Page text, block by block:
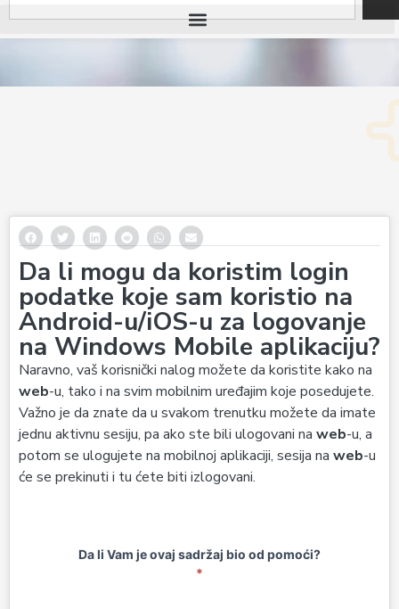
Da li mogu da koristim login
podatke koje sam koristio na
Android-u/iOS-u za logovanje
na Windows Mobile aplikaciju?
Naravno, vaš korisnički nalog možete da koristite kako na
web-u, tako i na svim mobilnim uređajim koje posedujete.
Važno je da znate da u svakom trenutku možete da imate
jednu aktivnu sesiju, pa ako ste bili ulogovani na web-u, a
potom se ulogujete na mobilnoj aplikaciji, sesija na web-u
će se prekinuti i tu ćete biti izlogovani.
Post
Da li Vam je ovaj sadržaj bio od pomoći?
*